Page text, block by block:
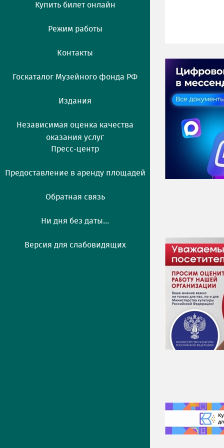
Купить билет онлайн
Режим работы
Контакты
Госкаталог Музейного фонда РФ
Издания
Независимая оценка качества
оказания услуг
Пресс-центр
Предоставление в аренду площадей
Обратная связь
Ни дня без даты...
Версия для слабовидящих